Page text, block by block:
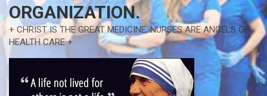
ORGANIZATION.
+ CHRIST IS THE GREAT MEDICINE, NURSES ARE ANGELS OF
HEALTH CARE +